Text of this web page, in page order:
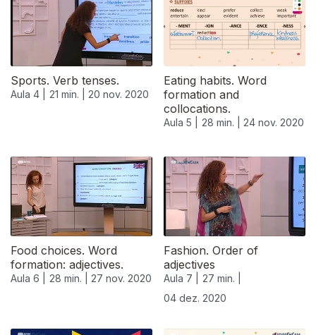
Sports. Verb tenses.
Aula 4 | 21 min. | 20 nov. 2020
Eating habits. Word
formation and
collocations.
Aula 5 | 28 min. | 24 nov. 2020
Food choices. Word
formation: adjectives.
Aula 6 | 28 min. | 27 nov. 2020
Fashion. Order of
adjectives
Aula 7 |
27 min. |
04 dez. 2020